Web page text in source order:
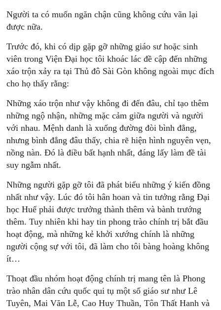
Người ta có muốn ngăn chận cũng không cứu vãn lại
được nữa.
Trước đó, khi có dịp gặp gỡ những giáo sư hoặc sinh
viên trong Viện Đại học tôi khoác lác đề cập đến những
xáo trộn xảy ra tại Thủ đô Sài Gòn không ngoài mục đích
cho họ thấy rằng:
Những xáo trộn như vậy không đi đến đâu, chỉ tạo thêm
những ngộ nhận, những mặc cảm giữa người và người
với nhau. Mệnh danh là xuống đường đòi bình đẳng,
nhưng bình đẳng đâu thấy, chia rẽ hiện hình nguyên vẹn,
nồng nàn. Đó là điều bất hạnh nhất, đáng lấy làm đề tài
suy ngẫm nhất.
Những người gặp gỡ tôi đã phát biểu những ý kiến đồng
nhất như vậy. Lúc đó tôi hân hoan và tin tưởng rằng Đại
học Huế phải được trưởng thành thêm và bành trướng
thêm. Tuy nhiên khi hay tin phong trào chính trị bắt đầu
hoạt động, mà những kẻ khởi xướng chính là những
người cộng sự với tôi, đã làm cho tôi bàng hoàng không
ít…
Thoạt đầu nhóm hoạt động chính trị mang tên là Phong
trào nhân dân cứu quốc qui tụ một số giáo sư như Lê
Tuyên, Mai Văn Lễ, Cao Huy Thuần, Tôn Thất Hanh và